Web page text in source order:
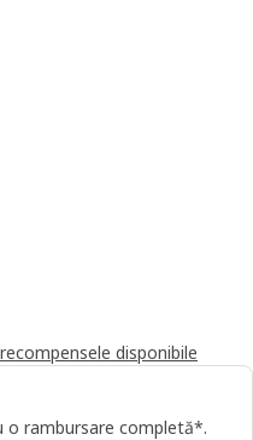
disponibile
o rambursare completă*.